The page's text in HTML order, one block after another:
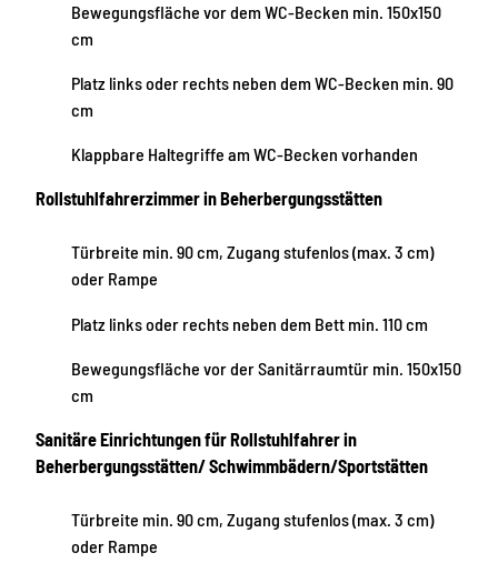
Bewegungsfläche vor dem WC-Becken min. 150x150
cm
Platz links oder rechts neben dem WC-Becken min. 90
cm
Klappbare Haltegriffe am WC-Becken vorhanden
Rollstuhlfahrerzimmer in Beherbergungsstätten
Türbreite min. 90 cm, Zugang stufenlos (max. 3 cm)
oder Rampe
Platz links oder rechts neben dem Bett min. 110 cm
Bewegungsfläche vor der Sanitärraumtür min. 150x150
cm
Sanitäre Einrichtungen für Rollstuhlfahrer in
Beherbergungsstätten/ Schwimmbädern/Sportstätten
Türbreite min. 90 cm, Zugang stufenlos (max. 3 cm)
oder Rampe